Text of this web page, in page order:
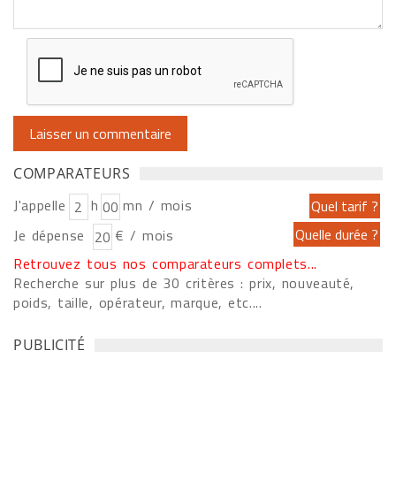
COMPARATEURS
J'appelle h
mn / mois
Je dépense
€ / mois
Retrouvez tous nos comparateurs complets...
Recherche sur plus de 30 critères : prix, nouveauté,
poids, taille, opérateur, marque, etc....
PUBLICITÉ